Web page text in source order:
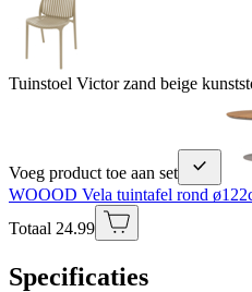
Tuinstoel Victor zand beige
Voeg product toe aan set
WOOOD Vela tuintafel rond
Totaal 24.99
Specificaties